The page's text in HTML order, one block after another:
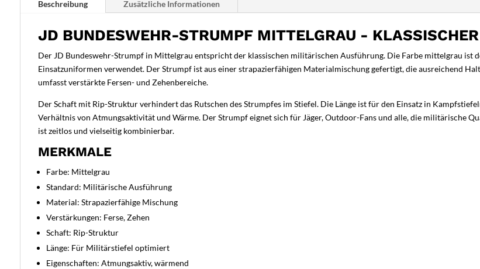
Beschreibung Zusätzliche Informationen
JD BUNDESWEHR-STRUMPF MITTELGRAU -
Der JD Bundeswehr-Strumpf in Mittelgrau entspricht der klassischen militärischen Ausführung. Die Farbe mittelgrau ist
Einsatzuniformen verwendet. Der Strumpf ist aus einer strapazierfähigen Materialmischung gefertigt, die ausreichend
umfasst verstärkte Fersen- und Zehenbereiche.
Der Schaft mit Rip-Struktur verhindert das Rutschen des Strumpfes im Stiefel. Die Länge ist für den Einsatz in
Verhältnis von Atmungsaktivität und Wärme. Der Strumpf eignet sich für Jäger, Outdoor-Fans und alle, die militärische
ist zeitlos und vielseitig kombinierbar.
MERKMALE
Farbe: Mittelgrau
Standard: Militärische Ausführung
Material: Strapazierfähige Mischung
Verstärkungen: Ferse, Zehen
Schaft: Rip-Struktur
Länge: Für Militärstiefel optimiert
Eigenschaften: Atmungsaktiv, wärmend